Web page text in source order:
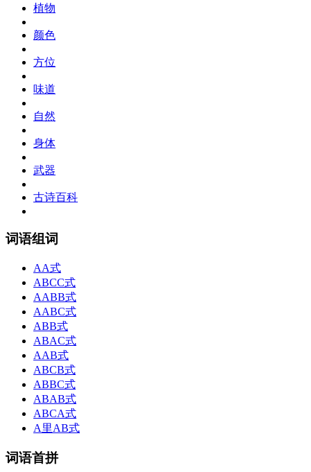
植物
颜色
方位
味道
自然
身体
武器
古诗百科
词语组词
AA式
ABCC式
AABB式
AABC式
ABB式
ABAC式
AAB式
ABCB式
ABBC式
ABAB式
ABCA式
A里AB式
词语首拼